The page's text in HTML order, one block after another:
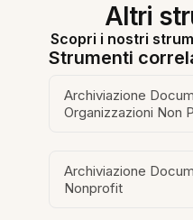
Altri
Scopri i nostri
Strumenti
Archiviazione
Organizzazioni Non
Archiviazione
Nonprofit